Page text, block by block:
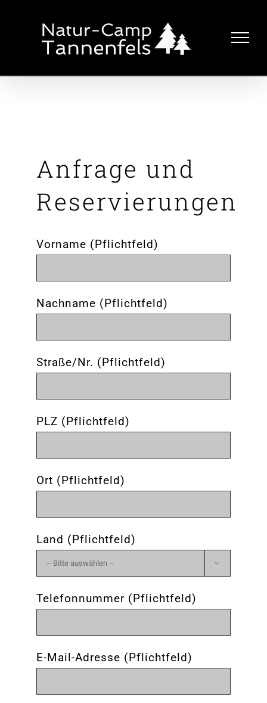
Anfrage und
Reservierungen
Vorname (Pflichtfeld)
Nachname (Pflichtfeld)
Straße/Nr. (Pflichtfeld)
PLZ (Pflichtfeld)
Ort (Pflichtfeld)
Land (Pflichtfeld)

Telefonnummer (Pflichtfeld)
E-Mail-Adresse (Pflichtfeld)